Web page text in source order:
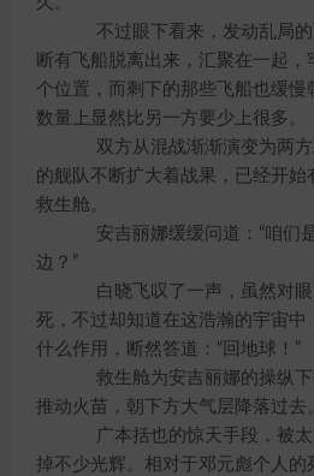
不过眼下看来，发动乱局的
断有飞船脱离出来，汇聚在一起，
个位置，而剩下的那些飞船也缓慢
数量上显然比另一方要少上很多。
双方从混战渐渐演变为两方
的舰队不断扩大着战果，已经开始
救生舱。
安吉丽娜缓缓问道：“咱们
边？”
白晓飞叹了一声，虽然对眼
死，不过却知道在这浩瀚的宇宙中
什么作用，断然答道：“回地球！”
救生舱为安吉丽娜的操纵下
推动火苗，朝下方大气层降落过去
广本括也的惊天手段，被太
掉不少光辉。相对于邓元彪个人的